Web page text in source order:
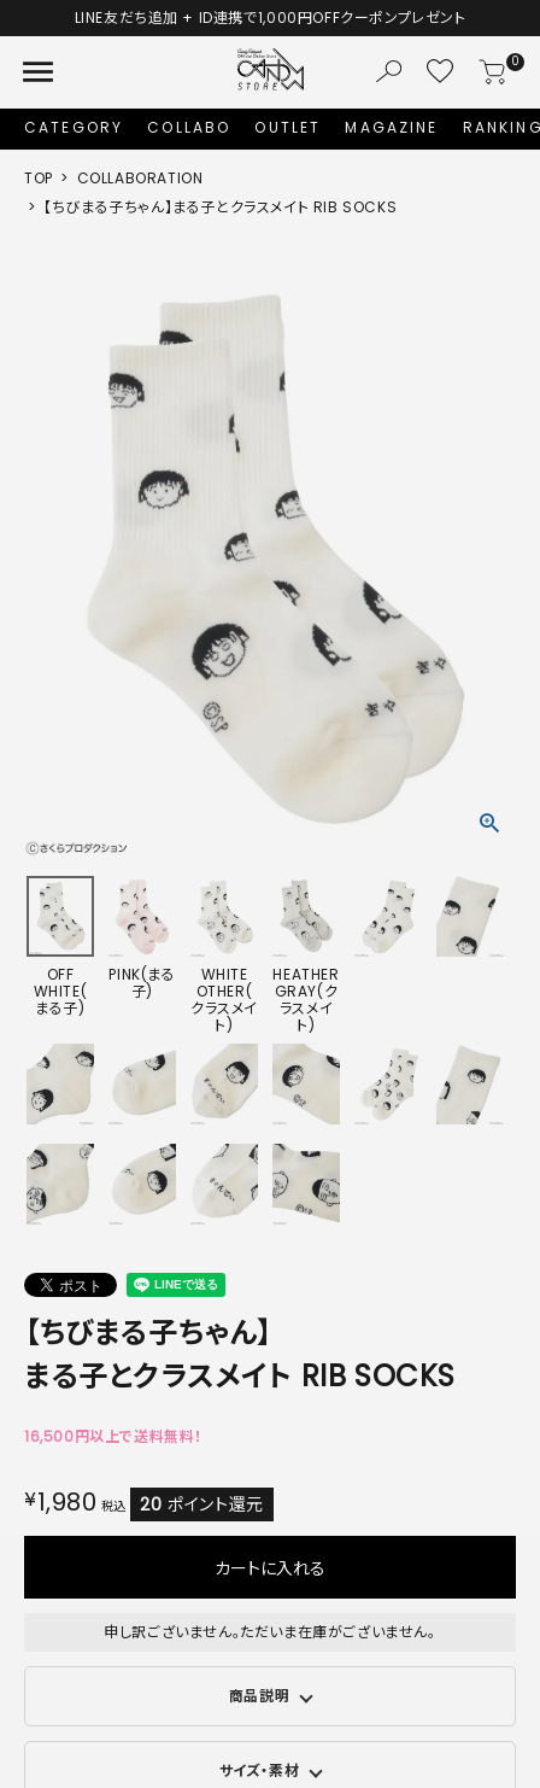
LINE友だち追加 + ID連携で1,000円OFFクーポンプレゼント
menu 0
CATEGORY COLLABO OUTLET MAGAZINE
TOP
COLLABORATION
【ちびまる子ちゃん】まる子とクラスメイト RIB SOCKS
OFF
WHITE(
まる子)
PINK(まる
子)
WHITE
OTHER(
クラスメイ
ト)
HEATHER
GRAY(ク
ラスメイ
ト)
【ちびまる子ちゃん】
まる子とクラスメイト RIB SOCKS
16,500円以上で送料無料！
¥1,980 税込 20 ポイント還元
カートに入れる
申し訳ございません。ただいま在庫がございません。
商品説明
サイズ・素材